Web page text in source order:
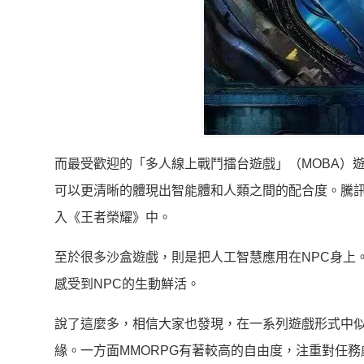
而最受歡迎的「多人線上戰鬥擂台遊戲」（MOBA）
可以更清晰的體現出智能體和人類之間的配合度。騰
入《王者榮耀》中。
至於很多沙盒遊戲，則是把人工智慧應用在NPC身
感受到NPC的生動鮮活。
說了這麼多，相信大家也發現，在一系列遊戲形式中
緣。一方面MMORPG有著較高的自由度，注重對任